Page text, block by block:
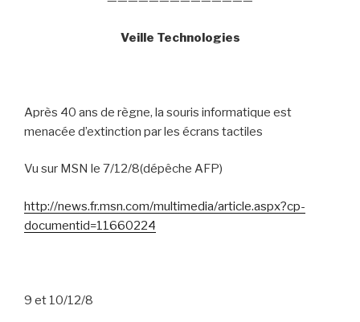
Veille Technologies
Après 40 ans de règne, la souris informatique est
menacée d’extinction par les écrans tactiles
Vu sur MSN le 7/12/8(dépêche AFP)
http://news.fr.msn.com/multimedia/article.aspx?cp-
documentid=11660224
9 et 10/12/8